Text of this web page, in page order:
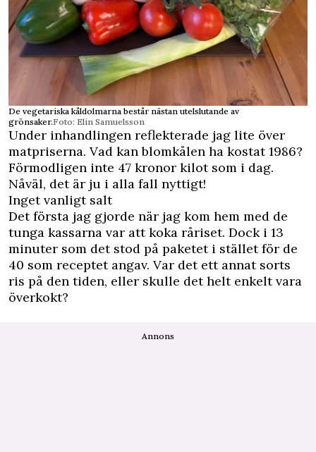
De vegetariska kåldolmarna består nästan utelslutande av
grönsaker.Foto: Elin Samuelsson
Under inhandlingen reflekterade jag lite över
matpriserna. Vad kan blomkålen ha kostat 1986?
Förmodligen inte 47 kronor kilot som i dag.
Nåväl, det är ju i alla fall nyttigt!
Inget vanligt salt
Det första jag gjorde när jag kom hem med de
tunga kassarna var att koka råriset. Dock i 13
minuter som det stod på paketet i stället för de
40 som receptet angav. Var det ett annat sorts
ris på den tiden, eller skulle det helt enkelt vara
överkokt?
Annons